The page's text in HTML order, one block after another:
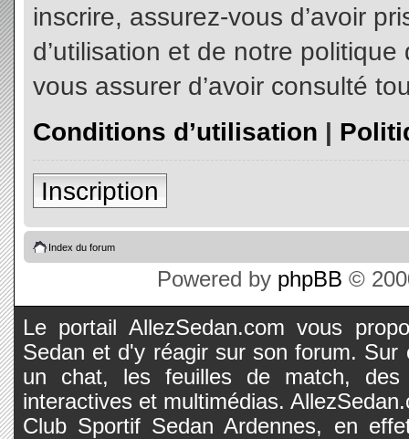
inscrire, assurez-vous d’avoir
d’utilisation et de notre
vous assurer d’avoir consulté
Conditions d’utilisation |
Inscription
Index du forum
Powered by phpBB ©
Le portail AllezSedan.com vous
Sedan et d'y réagir sur son forum.
un chat, les feuilles de match, des
interactives et multimédias.
Club Sportif Sedan Ardennes, en